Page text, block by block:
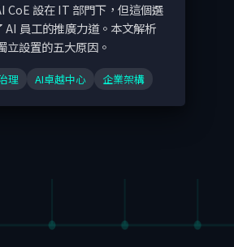
CoE 設在 IT 部門下，但這個選
AI 員工的推廣力道。本文解析
立設置的五大原因。
理 AI卓越中心 企業架構